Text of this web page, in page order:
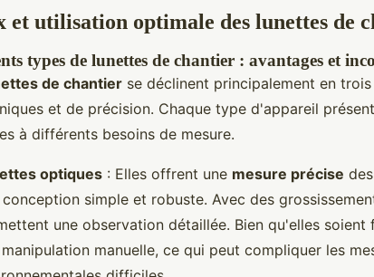
et utilisation optimale des lunettes de
types de lunettes de chantier : avantages et
de chantier se déclinent principalement en
et de précision. Chaque type d'appareil
à différents besoins de mesure.
optiques : Elles offrent une mesure précise
conception simple et robuste. Avec des
une observation détaillée. Bien qu'elles
manipulation manuelle, ce qui peut compliquer les